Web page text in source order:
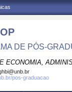
DE PÓS-
ECONOMIA,
pos-graduacao